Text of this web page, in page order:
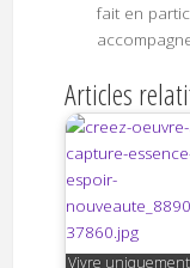
fait en
Articles
Vivre uniquement